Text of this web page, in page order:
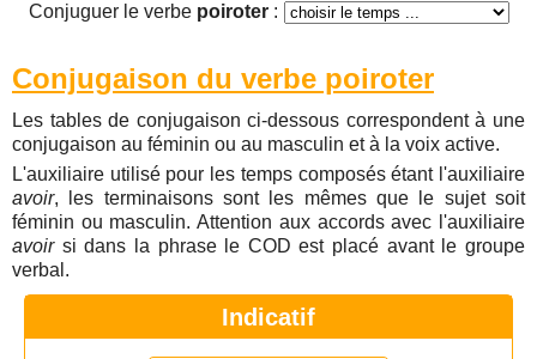
Conjuguer le verbe poiroter:
Conjugaison du verbe poiroter
Les tables de conjugaison ci-dessous correspondent à une
conjugaison au féminin ou au masculin et à la voix active.
L'auxiliaire utilisé pour les temps composés étant l'auxiliaire
avoir, les terminaisons sont les mêmes que le sujet soit
féminin ou masculin. Attention aux accords avec l'auxiliaire
avoirsi dans la phrase le COD est placé avant le groupe
verbal.
Indicatif